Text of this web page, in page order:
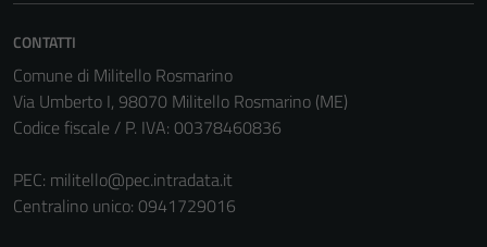
CONTATTI
Comune di Militello Rosmarino
Via Umberto I, 98070 Militello Rosmarino (ME)
Codice fiscale / P. IVA: 00378460836
PEC: militello@pec.intradata.it
Centralino unico: 0941729016